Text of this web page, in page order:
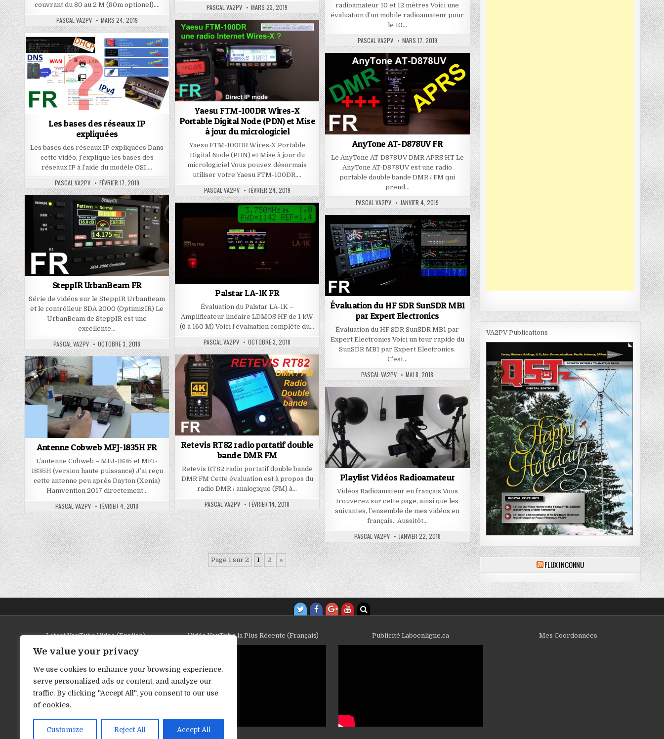
We value your privacy
We use cookies to enhance your browsing experience,
serve personalized ads or content, and analyze our
traffic. By clicking "Accept All", you consent to our use
of cookies.
Customize Reject All Accept All
couvrant du 80 au 2 M (80m optionel)….
PASCAL VA2PV MARS 24, 2019
PASCAL VA2PV MARS 23, 2019
radioamateur 10 et 12 mètres Voici une
évaluation d’un mobile radioamateur pour
le 10…
PASCAL VA2PV MARS 17, 2019
Yaesu FTM-100DR Wires-X
Portable Digital Node (PDN) et Mise
à jour du micrologiciel
Yaesu FTM-100DR Wires-X Portable
Digital Node (PDN) et Mise à jour du
micrologiciel Vous pouvez désormais
utiliser votre Yaesu FTM-100DR,…
PASCAL VA2PV FÉVRIER 24, 2019
Les bases des réseaux IP
expliquées
Les bases des réseaux IP expliquées Dans
cette vidéo, j’explique les bases des
réseaux IP à l’aide du modèle OSI….
PASCAL VA2PV FÉVRIER 17, 2019
AnyTone AT-D878UV FR
Le AnyTone AT-D878UV DMR APRS HT Le
AnyTone AT-D878UV est une radio
portable double bande DMR / FM qui
prend…
PASCAL VA2PV JANVIER 4, 2019
SteppIR UrbanBeam FR
Série de vidéos sur le SteppIR UrbanBeam
et le contrôlleur SDA 2000 (OptimizIR) Le
UrbanBeam de SteppIR est une
excellente…
PASCAL VA2PV OCTOBRE 3, 2018
Palstar LA-1K FR
Évaluation du Palstar LA-1K –
Amplificateur linéaire LDMOS HF de 1 kW
(6 à 160 M) Voici l’évaluation complète du…
PASCAL VA2PV OCTOBRE 3, 2018
Évaluation du HF SDR SunSDR MB1
par Expert Electronics
Évaluation du HF SDR SunSDR MB1 par
Expert Electronics Voici un tour rapide du
SunSDR MB1 par Expert Electronics.
C’est…
PASCAL VA2PV MAI 8, 2018
Retevis RT82 radio portatif double
bande DMR FM
Retevis RT82 radio portatif double bande
DMR FM Cette évaluation est à propos du
radio DMR / analogique (FM) à…
PASCAL VA2PV FÉVRIER 14, 2018
Antenne Cobweb MFJ-1835H FR
L’antenne Cobweb – MFJ-1835 et MFJ-
1835H (version haute puissance) J’ai reçu
cette antenne peu après Dayton (Xenia)
Hamvention 2017 directement…
PASCAL VA2PV FÉVRIER 4, 2018
Playlist Vidéos Radioamateur
Vidéos Radioamateur en français Vous
trouverez sur cette page, ainsi que les
suivantes, l’ensemble de mes vidéos en
français. Aussitôt…
PASCAL VA2PV JANVIER 22, 2018
Page 1 sur 2 1 2 »
VA2PV Publications
FLUX INCONNU
Latest YouTube Video (English) Vidéo YouTube la Plus Récente (Français) Publicité Laboenligne.ca Mes Coordonnées